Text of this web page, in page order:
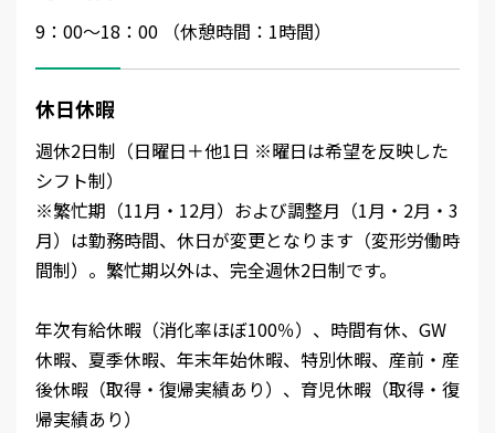
9：00～18：00 （休憩時間：1時間）
休日休暇
週休2日制（日曜日＋他1日 ※曜日は希望を反映した
シフト制）
※繁忙期（11月・12月）および調整月（1月・2月・3
月）は勤務時間、休日が変更となります（変形労働時
間制）。繁忙期以外は、完全週休2日制です。
年次有給休暇（消化率ほぼ100％）、時間有休、GW
休暇、夏季休暇、年末年始休暇、特別休暇、産前・産
後休暇（取得・復帰実績あり）、育児休暇（取得・復
帰実績あり）